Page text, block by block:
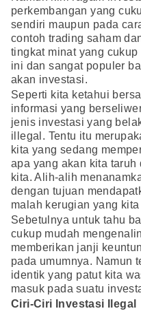
perkembangan yang
sendiri maupun pada
contoh trading saham
tingkat minat yang
ini dan sangat populer
akan investasi.
Seperti kita ketahui
informasi yang
jenis investasi yang
illegal. Tentu itu
kita yang sedang
apa yang akan kita taruh
kita. Alih-alih
dengan tujuan
malah kerugian yang
Sebetulnya untuk tahu
cukup mudah
memberikan janji
pada umumnya. Namun
identik yang patut kita
masuk pada suatu
Ciri-Ciri Investasi Ilegal